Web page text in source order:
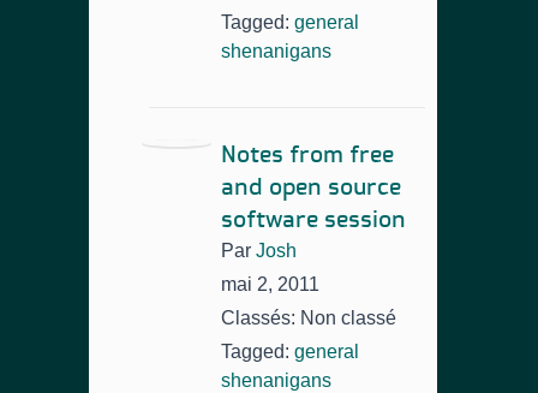
Tagged: general
shenanigans
Notes from free
and open source
software session
Par Josh
mai 2, 2011
Classés: Non classé
Tagged: general
shenanigans